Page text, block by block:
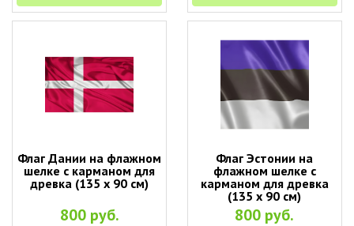
Флаг Дании на флажном
шелке с карманом для
древка (135 х 90 см)
800 руб.
Флаг Эстонии на
флажном шелке с
карманом для древка
(135 х 90 см)
800 руб.